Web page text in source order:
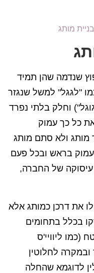
בניית מותג
שנדמה שהן תמיד
"לגגל" למשל שנגזר
וחלק בלתי נפרד
כל כך עמוק
מותג ולא סתם מותג
בראש ובכל פעם
של החברה,
את דרכן כמותג אלא
בכלל בתחומים
ליוויי'ס
לחלוטין
לדוגמא שהחלה